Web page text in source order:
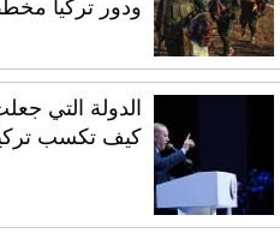
ودور تركيا
الدولة التي
كيف تكسب